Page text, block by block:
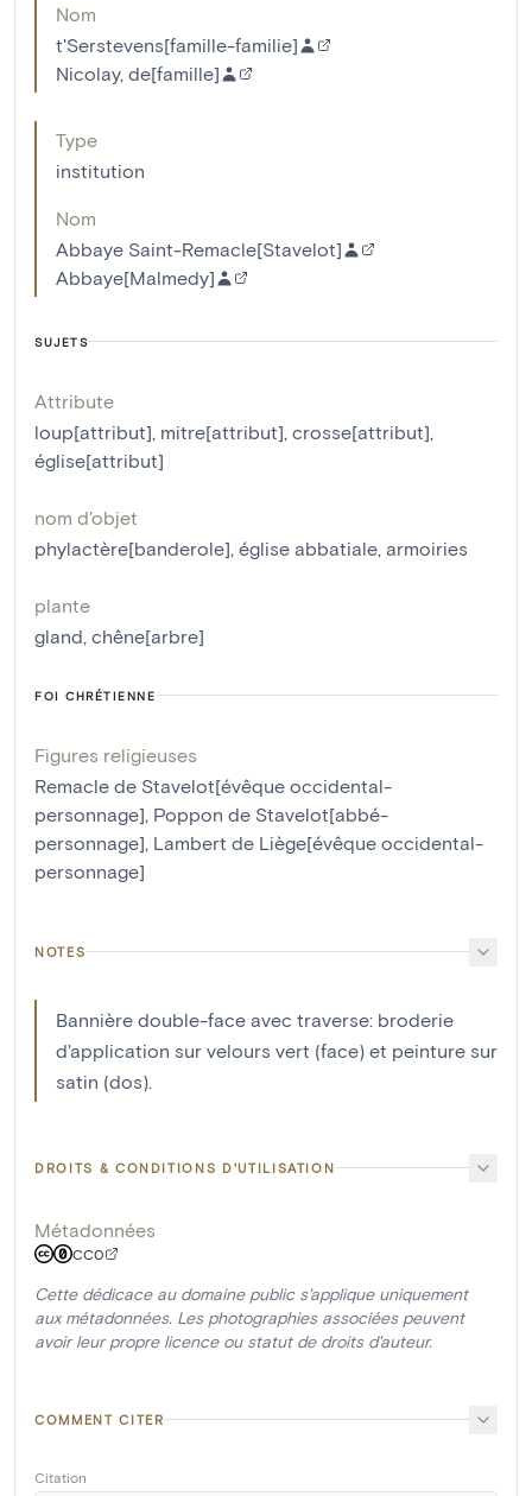
Nom
t'Serstevens[famille-familie]
Nicolay, de[famille]
Type
institution
Nom
Abbaye Saint-Remacle[Stavelot]
Abbaye[Malmedy]
SUJETS
Attribute
loup[attribut] mitre[attribut] crosse[attribut]
église[attribut]
nom d'objet
phylactère[banderole] église abbatiale armoiries
plante
gland chêne[arbre]
FOI CHRÉTIENNE
Figures religieuses
Remacle de Stavelot[évêque occidental-
personnage] Poppon de Stavelot[abbé-
personnage] Lambert de Liège[évêque occidental-
personnage]
NOTES
Bannière double-face avec traverse: broderie
d'application sur velours vert (face) et peinture sur
satin (dos).
DROITS & CONDITIONS D'UTILISATION
Métadonnées
CC0
Cette dédicace au domaine public s'applique uniquement
aux métadonnées. Les photographies associées peuvent
avoir leur propre licence ou statut de droits d'auteur.
COMMENT CITER
Citation